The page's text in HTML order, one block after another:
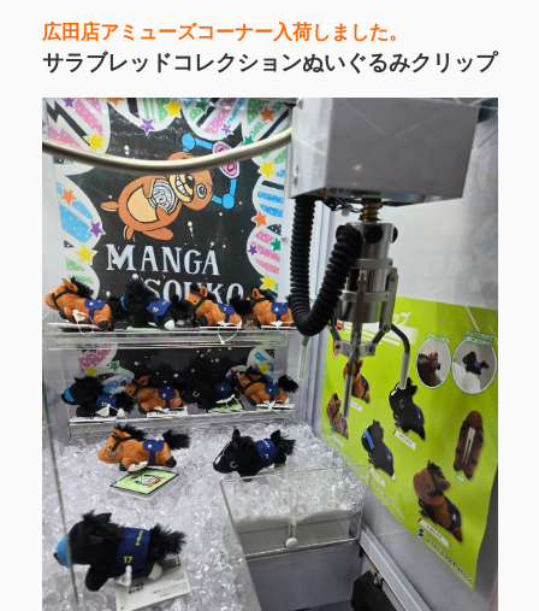
広田店アミューズコーナー入荷しました。
サラブレッドコレクションぬいぐるみクリップ